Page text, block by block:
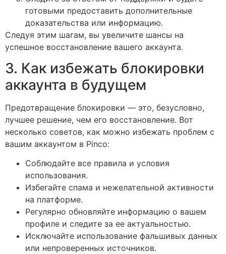
готовыми предоставить дополнительные
доказательства или информацию.
Следуя этим шагам, вы увеличите шансы на
успешное восстановление вашего аккаунта.
3. Как избежать блокировки
аккаунта в будущем
Предотвращение блокировки — это, безусловно,
лучшее решение, чем его восстановление. Вот
несколько советов, как можно избежать проблем с
вашим аккаунтом в Pinco:
Соблюдайте все правила и условия
использования.
Избегайте спама и нежелательной активности
на платформе.
Регулярно обновляйте информацию о вашем
профиле и следите за ее актуальностью.
Исключайте использование фальшивых данных
или непроверенных источников.